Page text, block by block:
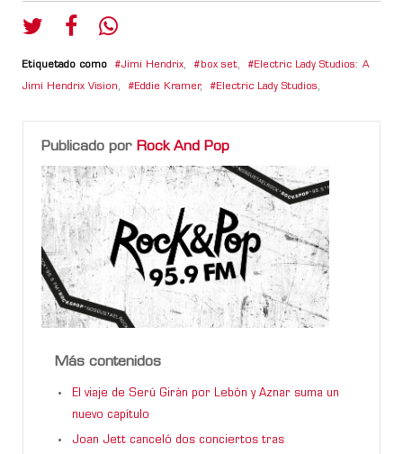
Etiquetado como Jimi Hendrix, box set, Electric Lady Studios: A
Jimi Hendrix Vision, Eddie Kramer, Electric Lady Studios,
Publicado por Rock And Pop
Más contenidos
El viaje de Serú Girán por Lebón y Aznar suma un
nuevo capítulo
Joan Jett canceló dos conciertos tras